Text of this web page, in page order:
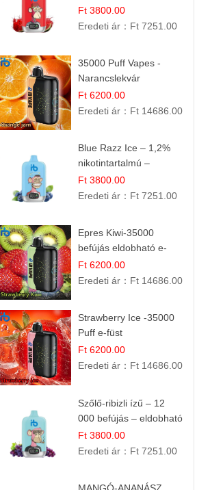
eldobható elektromos
cigi
Ft 3800.00
Eredeti ár： Ft 7251.00
35000 Puff Vapes -
Narancslekvár
Ft 6200.00
Eredeti ár： Ft 14686.00
Blue Razz Ice – 1,2%
nikotintartalmú –
eldobható e cigi
Ft 3800.00
Eredeti ár： Ft 7251.00
Epres Kiwi-35000
befújás eldobható e-
cigaretta
Ft 6200.00
Eredeti ár： Ft 14686.00
Strawberry Ice -35000
Puff e-füst
Ft 6200.00
Eredeti ár： Ft 14686.00
Szőlő-ribizli ízű – 12
000 befújás – eldobható
e cigi
Ft 3800.00
Eredeti ár： Ft 7251.00
MANGÓ-ANANÁSZ